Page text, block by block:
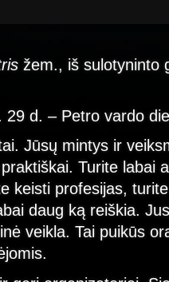
žem., iš sulotyninto
29 d. – Petro vardo
Jūsų mintys ir
Turite labai
keisti profesijas,
daug ką reiškia.
veikla. Tai puikūs